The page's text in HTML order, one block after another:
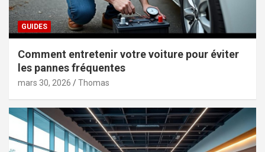
GUIDES
Comment entretenir votre voiture pour éviter
les pannes fréquentes
mars 30, 2026 Thomas